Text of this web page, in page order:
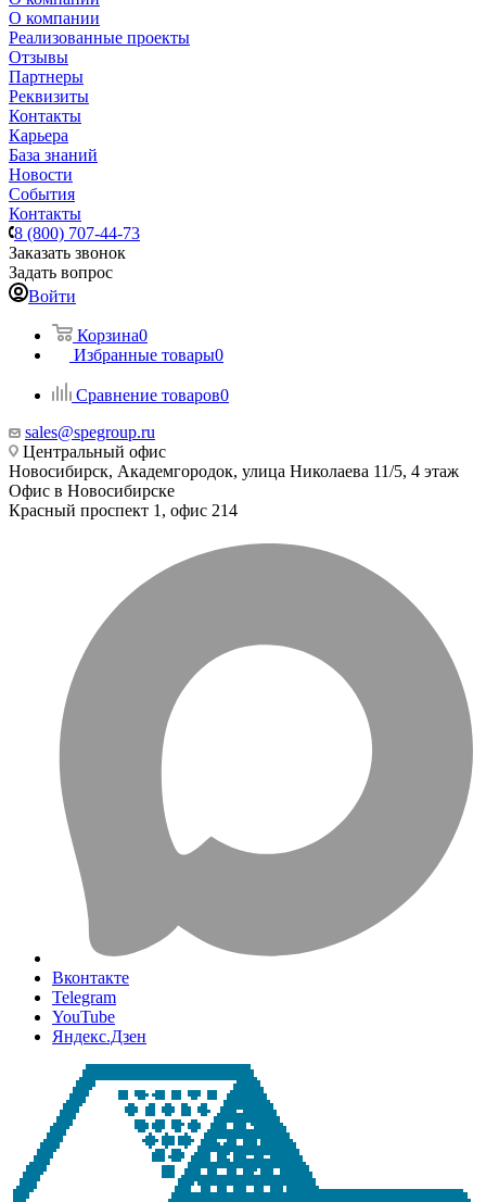
О компании
Реализованные проекты
Отзывы
Партнеры
Реквизиты
Контакты
Карьера
База знаний
Новости
События
Контакты
8 (800) 707-44-73
Заказать звонок
Задать вопрос
Войти
Корзина0
Избранные товары0
Сравнение товаров0
sales@spegroup.ru
Центральный офис
Новосибирск, Академгородок, улица Николаева 11/5, 4 этаж
Офис в Новосибирске
Красный проспект 1, офис 214
Вконтакте
Telegram
YouTube
Яндекс.Дзен